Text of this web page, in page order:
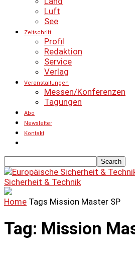
Luft
See
Zeitschrift
Profil
Redaktion
Service
Verlag
Veranstaltungen
Messen/Konferenzen
Tagungen
Abo
Newsletter
Kontakt
Sicherheit & Technik
Home Tags Mission Master SP
Tag: Mission